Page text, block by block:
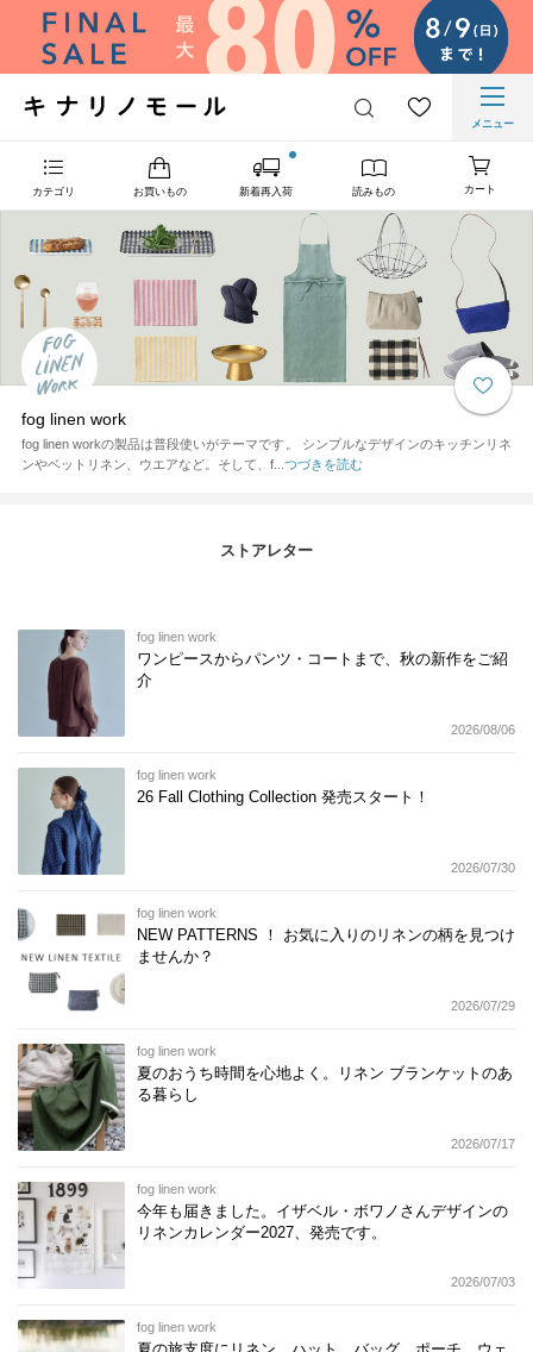
メニュー
カテゴリ お買いもの 新着再入荷 読みもの カート
fog linen work
fog linen workの製品は普段使いがテーマです。 シンプルなデザインのキッチンリネ
ンやベットリネン、ウエアなど。そして、f... つづきを読む
ストアレター
fog linen work
ワンピースからパンツ・コートまで、秋の新作をご紹
介
2026/08/06
fog linen work
26 Fall Clothing Collection 発売スタート！
2026/07/30
fog linen work
NEW PATTERNS ！ お気に入りのリネンの柄を見つけ
ませんか？
2026/07/29
fog linen work
夏のおうち時間を心地よく。リネン ブランケットのあ
る暮らし
2026/07/17
fog linen work
今年も届きました。イザベル・ボワノさんデザインの
リネンカレンダー2027、発売です。
2026/07/03
fog linen work